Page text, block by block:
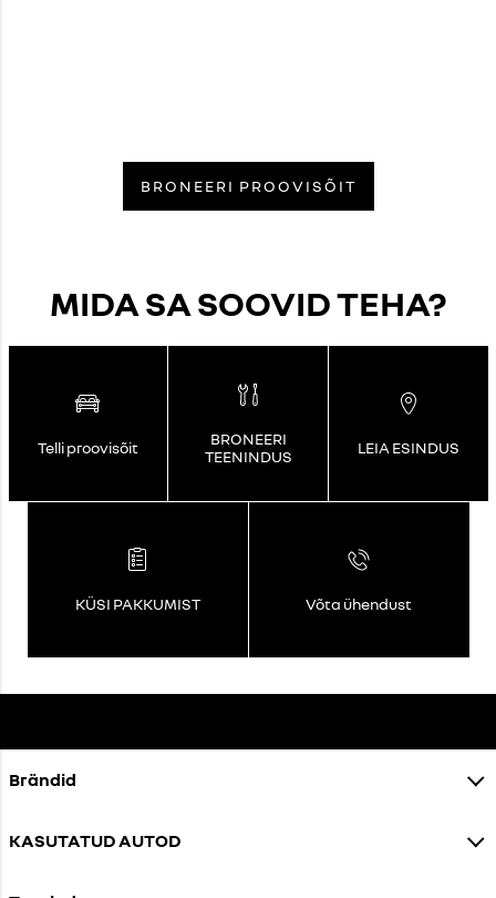
BRONEERI PROOVISÕIT
MIDA SA SOOVID TEHA?
Telli proovisõit
BRONEERI
TEENINDUS
LEIA ESINDUS
KÜSI PAKKUMIST Võta ühendust
Brändid
KASUTATUD AUTOD